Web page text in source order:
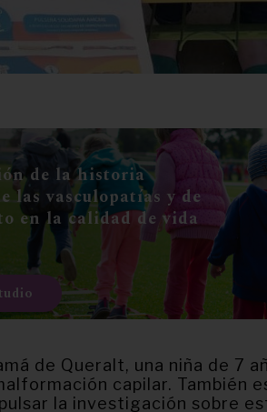
de la historia
las vasculopatías y de
en la calidad de vida
de Queralt, una niña de 7
capilar. También
la investigación sobre